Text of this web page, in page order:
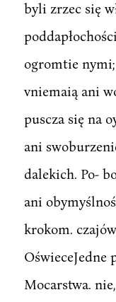
byli zrzec się
ogromtie nymi;
vniemaią ani
puscza się na
ani
dalekich. Po-
ani
krokom.
Mocarstwa.